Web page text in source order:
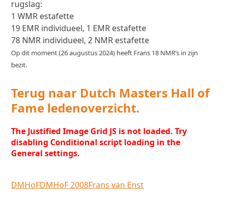
rugslag:
1 WMR estafette
19 EMR individueel, 1 EMR estafette
78 NMR individueel, 2 NMR estafette
Op dit moment (26 augustus 2024) heeft Frans 18 NMR’s in zijn
bezit.
Terug naar Dutch Masters Hall of
Fame ledenoverzicht.
The Justified Image Grid JS is not loaded. Try
disabling Conditional script loading in the
General settings.
DMHoFDMHoF 2008Frans van Enst